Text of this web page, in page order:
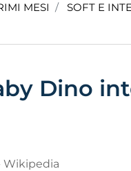
MESI SOFT E
Dino